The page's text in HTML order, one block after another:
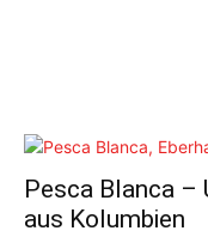
Pesca Blanca –
aus Kolumbien